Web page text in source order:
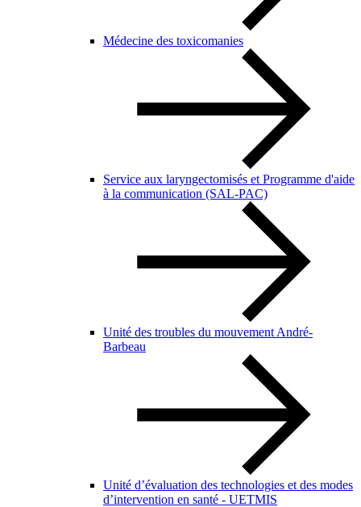
Médecine des toxicomanies
Service aux laryngectomisés et Programme d'aide
à la communication (SAL-PAC)
Unité des troubles du mouvement André-
Barbeau
Unité d’évaluation des technologies et des modes
d’intervention en santé - UETMIS